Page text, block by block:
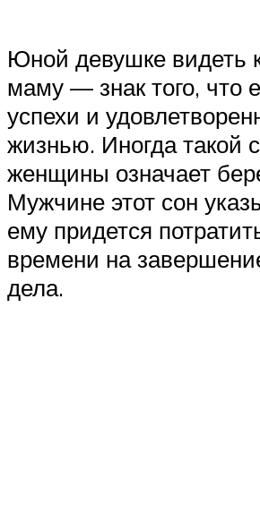
Юной девушке видеть
маму — знак того, что
успехи и
жизнью. Иногда такой
женщины означает
Мужчине этот сон
ему придется
времени на
дела.